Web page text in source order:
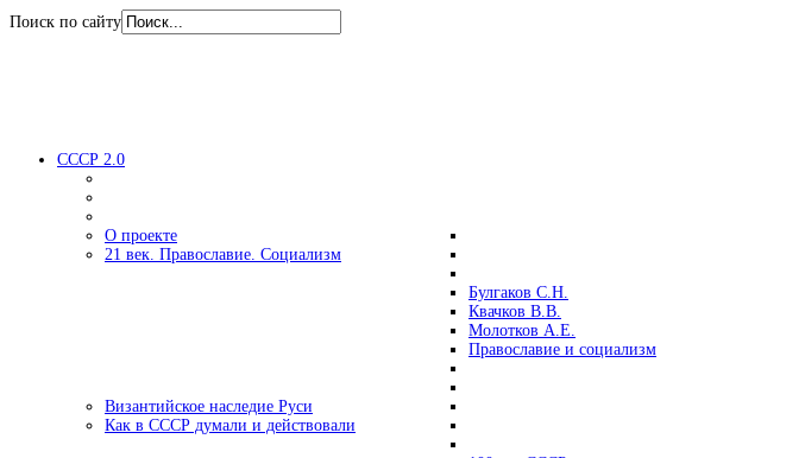
Поиск по сайту
СССР 2.0
О проекте
21 век. Православие. Социализм
Булгаков С.Н.
Квачков В.В.
Молотков А.Е.
Православие и социализм
Византийское наследие Руси
Как в СССР думали и действовали